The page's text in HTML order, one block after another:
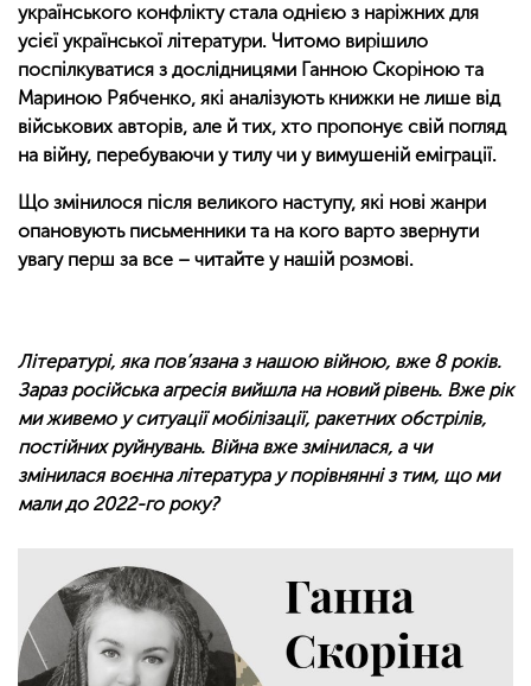
українського конфлікту стала однією з наріжних для
усієї української літератури. Читомо вирішило
поспілкуватися з дослідницями Ганною Скоріною та
Мариною Рябченко, які аналізують книжки не лише від
військових авторів, але й тих, хто пропонує свій погляд
на війну, перебуваючи у тилу чи у вимушеній еміграції.
Що змінилося після великого наступу, які нові жанри
опановують письменники та на кого варто звернути
увагу перш за все – читайте у нашій розмові.
Літературі, яка пов’язана з нашою війною, вже 8 років.
Зараз російська агресія вийшла на новий рівень. Вже рік
ми живемо у ситуації мобілізації, ракетних обстрілів,
постійних руйнувань. Війна вже змінилася, а чи
змінилася воєнна література у порівнянні з тим, що ми
мали до 2022-го року?